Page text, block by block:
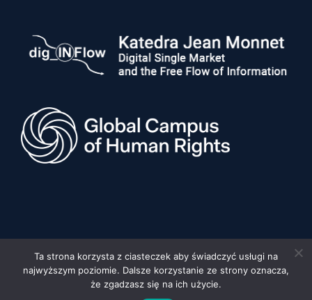
© 2026 Uniwersytet im. Adama Mickiewicza w Poznaniu, Wydział
Prawa i Administracji •Privacy policy•Deklaracja dostępności
Ta strona korzysta z ciasteczek aby świadczyć usługi na
najwyższym poziomie. Dalsze korzystanie ze strony oznacza,
że zgadzasz się na ich użycie.